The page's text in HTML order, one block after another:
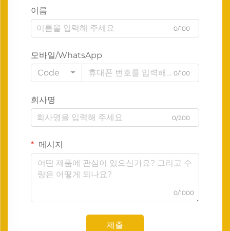
이름
0/100
모바일/WhatsApp
Code
0/100
회사명
0/200
메시지
0/1000
제출